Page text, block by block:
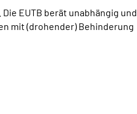
EUTB berät unabhängig und
mit (drohender) Behinderung